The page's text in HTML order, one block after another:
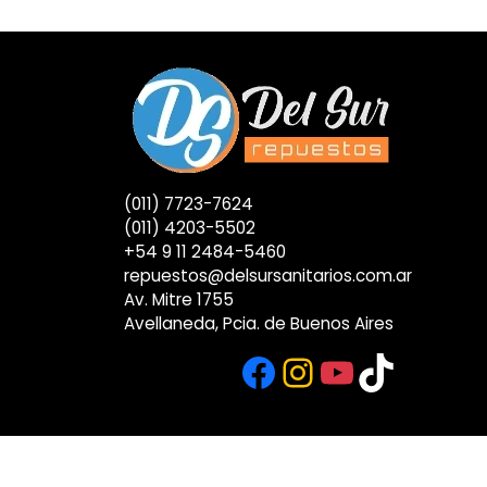
(011) 7723-7624
(011) 4203-5502
+54 9 11 2484-5460
repuestos@delsursanitarios.com.ar
Av. Mitre 1755
Avellaneda, Pcia. de Buenos Aires
Facebook
Instagram
TikTok